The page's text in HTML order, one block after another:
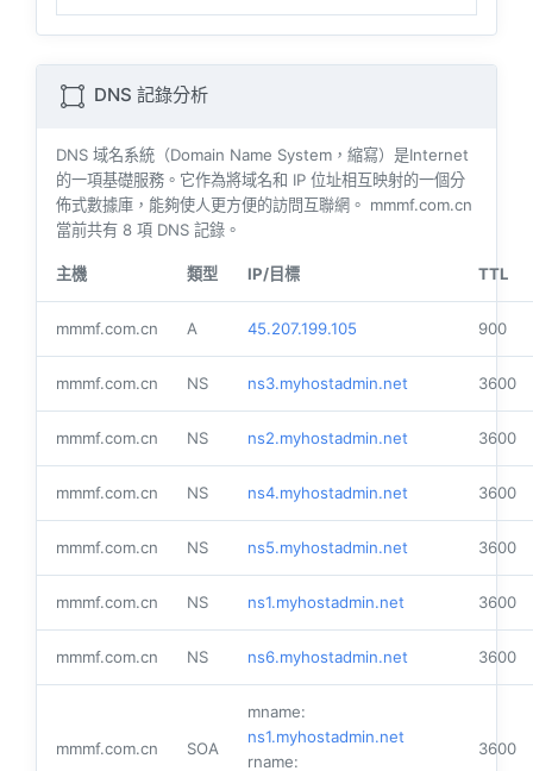
DNS 記錄分析
DNS 域名系統（Domain Name System，縮寫）是Internet
的一項基礎服務。它作為將域名和 IP 位址相互映射的一個分
佈式數據庫，能夠使人更方便的訪問互聯網。 mmmf.com.cn
當前共有 8 項 DNS 記錄。
主機 類型 IP/目標 TTL
mmmf.com.cn A 45.207.199.105 900
mmmf.com.cn NS ns3.myhostadmin.net 3600
mmmf.com.cn NS ns2.myhostadmin.net 3600
mmmf.com.cn NS ns4.myhostadmin.net 3600
mmmf.com.cn NS ns5.myhostadmin.net 3600
mmmf.com.cn NS ns1.myhostadmin.net 3600
mmmf.com.cn NS ns6.myhostadmin.net 3600
mmmf.com.cn SOA
mname:
ns1.myhostadmin.net
rname:
3600